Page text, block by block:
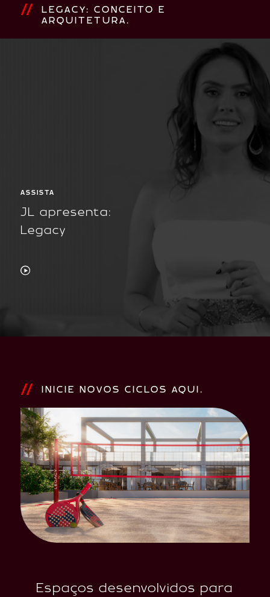
LEGACY: CONCEITO E
ARQUITETURA.
ASSISTA
JL apresenta:
Legacy
INICIE NOVOS CICLOS AQUI.
Espaços desenvolvidos para